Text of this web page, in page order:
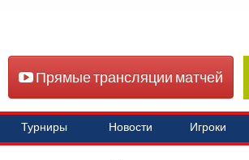
Прямые трансляции матчей
Турниры Новости Игроки